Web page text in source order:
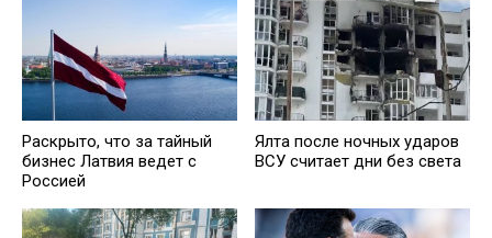
Раскрыто, что за тайный
бизнес Латвия ведет с
Россией
Ялта после ночных ударов
ВСУ считает дни без света